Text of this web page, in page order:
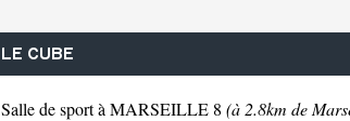
LE CUBE
Salle de sport à MARSEILLE 8 (à 2.8km de